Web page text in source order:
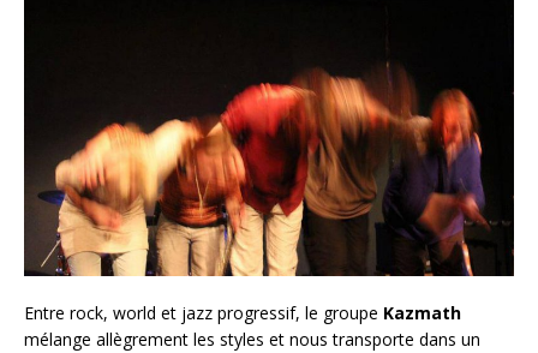
Entre rock, world et jazz progressif, le groupe Kazmath
mélange allègrement les styles et nous transporte dans un